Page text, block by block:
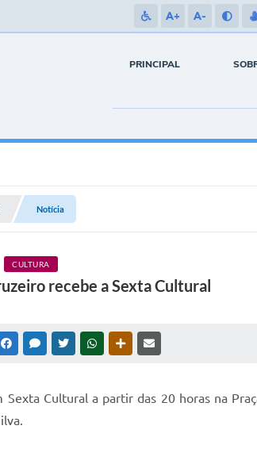
A+ A-
PRINCIPAL
Notícia
CULTURA
recebe a Sexta Cultural
FACEBOOKMESSENGER
TWITTERWHATSAPPOUTRAS MÍDIAS
Cultural a partir das 20 horas na